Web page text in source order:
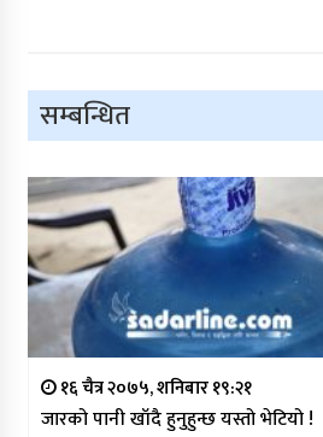
सम्बन्धित
१६ चैत्र २०७५, शनिबार १९:२१
जारको पानी खाँदै हुनुहुन्छ यस्तो भेटियो !